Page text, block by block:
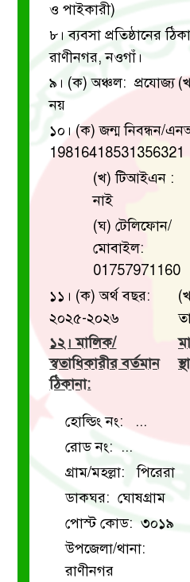
ও পাইকারী)
৮। ব্যবসা প্রতিষ্ঠানের
রাণীনগর, নওগাঁ।
৯। (ক) অঞ্চল: প্রযোজ্য
নয়
১০। (ক) জন্ম নিবন্ধন/
19816418531356321
(খ) টিআইএন :
নাই
(ঘ) টেলিফোন/
মোবাইল:
01757971160
১১। (ক) অর্থ বছর:
২০২৫-২০২৬
১২। মালিক/
স্বতাধিকারীর বর্তমান
ঠিকানা:
হোল্ডিং নং: ...
রোড নং: ...
গ্রাম/মহল্লা: পিরেরা
ডাকঘর: ঘোষগ্রাম
পোস্ট কোড: ৩০১৯
উপজেলা/থানা:
রাণীনগর